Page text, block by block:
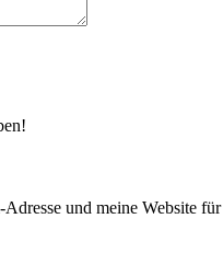
und meine Website